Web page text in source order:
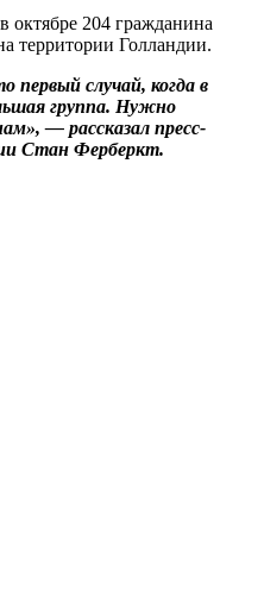
204 гражданина
территории Голландии.
случай, когда в
группа. Нужно
— рассказал пресс-
Стан Ферберкт.